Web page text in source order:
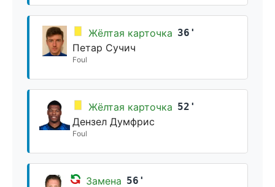
Жёлтая карточка 36'
Петар Сучич
Foul
Жёлтая карточка 52'
Дензел Думфрис
Foul
Замена 56'